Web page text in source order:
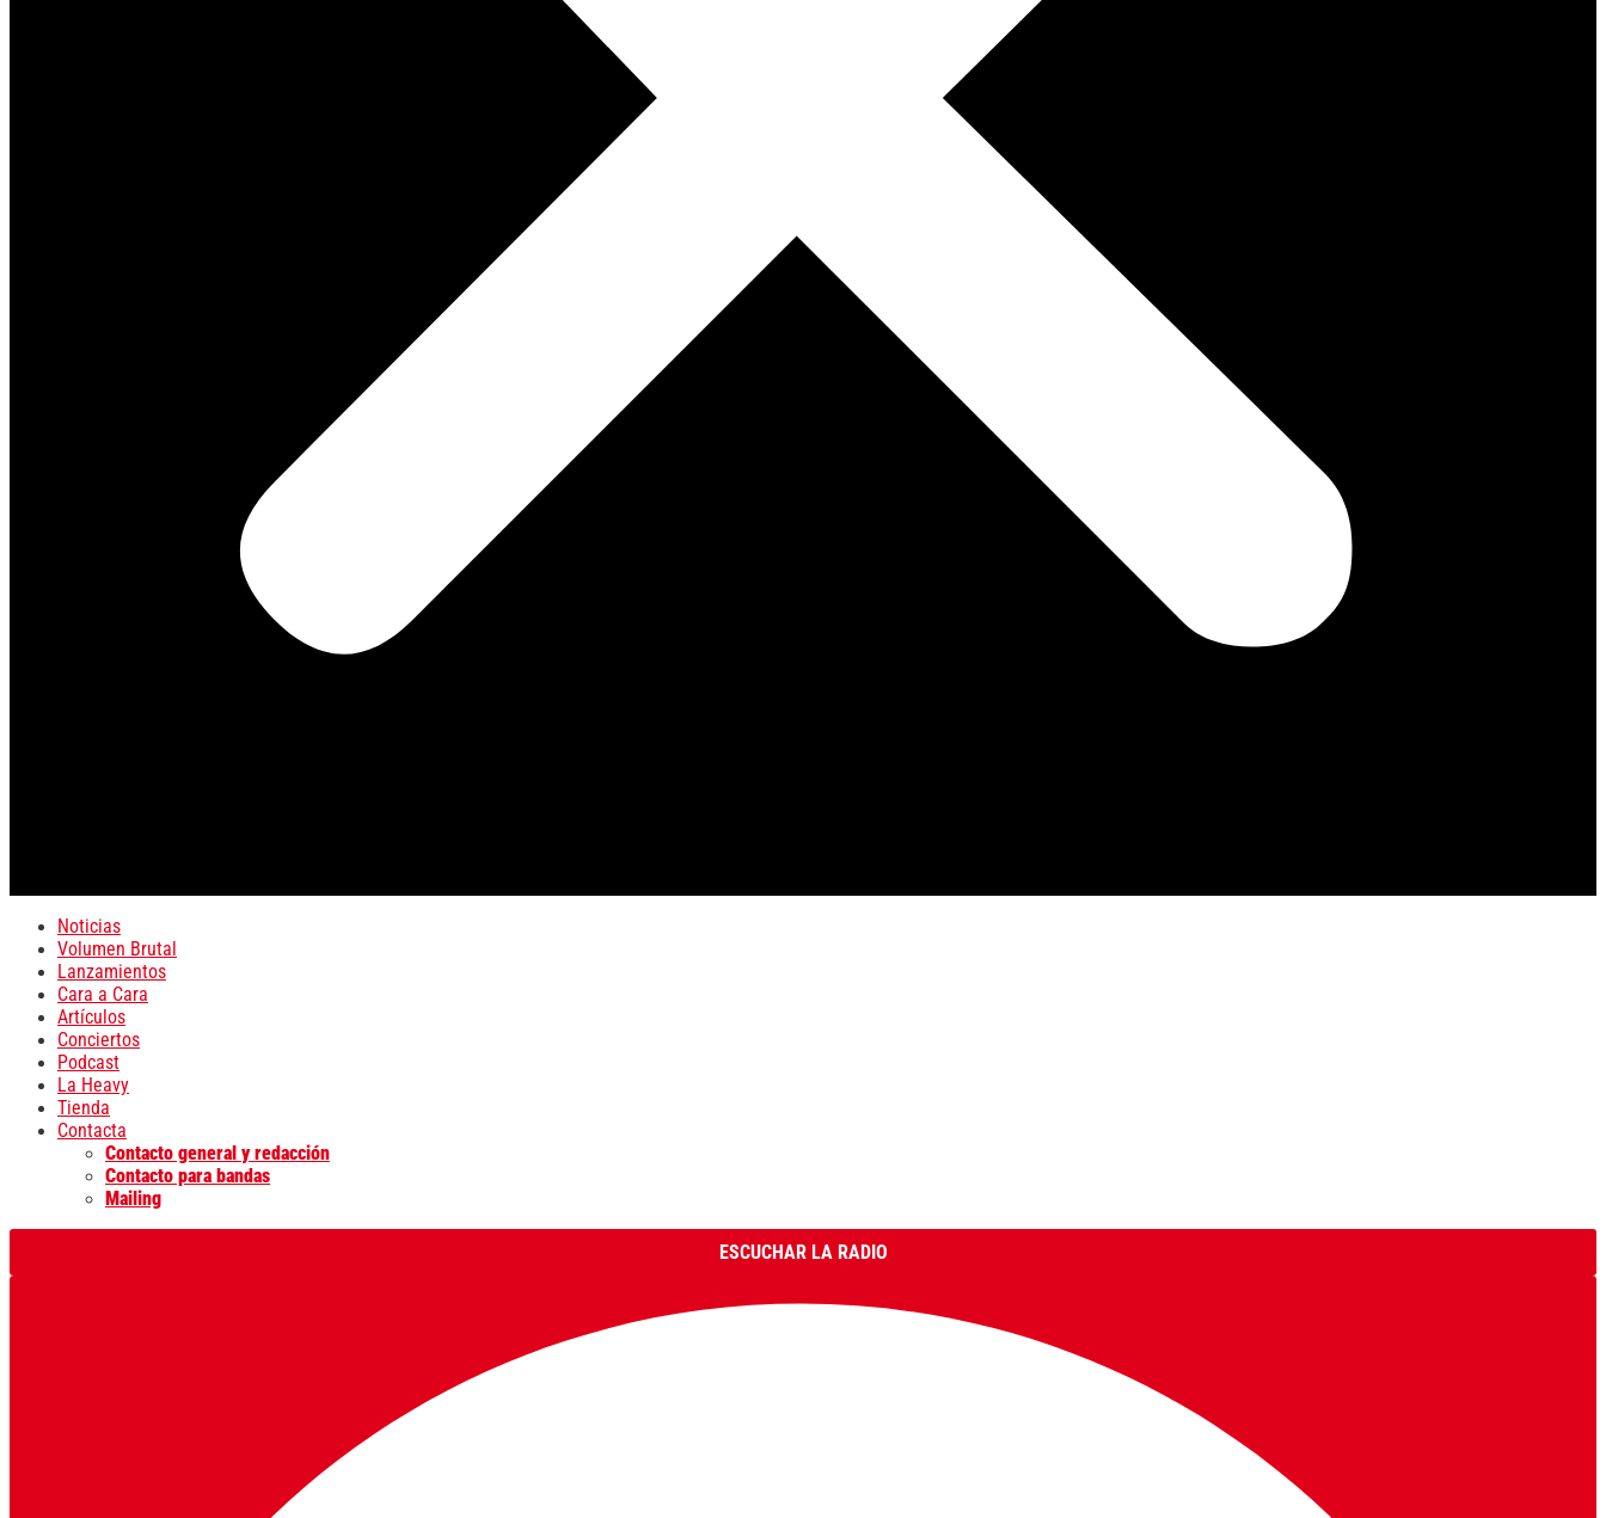
Noticias
Volumen Brutal
Lanzamientos
Cara a Cara
Artículos
Conciertos
Podcast
La Heavy
Tienda
Contacta
Contacto general y redacción
Contacto para bandas
Mailing
ESCUCHAR LA RADIO